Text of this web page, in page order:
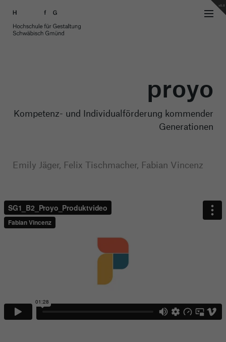
v0.8
proyo
Kompetenz- und Individualförderung kommender
Generationen
Emily Jäger, Felix Tischmacher, Fabian Vincenz